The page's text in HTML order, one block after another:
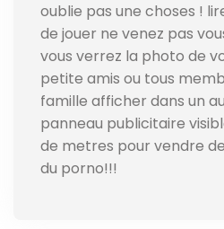
oublie pas une choses !
de jouer ne venez pas
vous verrez la photo de
petite amis ou tous
famille afficher dans un
panneau publicitaire
de metres pour vendre
du porno!!!